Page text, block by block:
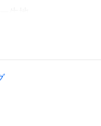
メッシュバックパ